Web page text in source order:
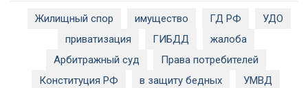
Жилищный спор имущество ГД РФ
УДО
приватизация
ГИБДД
жалоба
Арбитражный суд
Права потребителей
Конституция РФ
в защиту бедных
УМВД